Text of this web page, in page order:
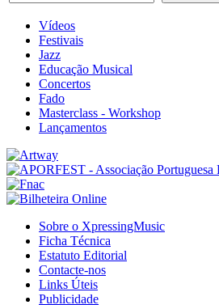
Vídeos
Festivais
Jazz
Educação Musical
Concertos
Fado
Masterclass - Workshop
Lançamentos
Sobre o XpressingMusic
Ficha Técnica
Estatuto Editorial
Contacte-nos
Links Úteis
Publicidade